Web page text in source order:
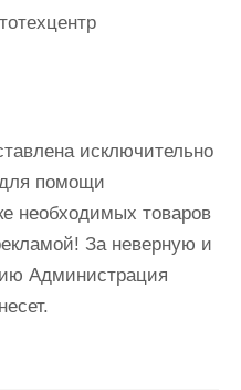
исключительно
помощи
необходимых товаров
За неверную и
Администрация